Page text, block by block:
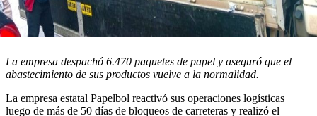
La empresa despachó 6.470 paquetes de papel y aseguró que el
abastecimiento de sus productos vuelve a la normalidad.
La empresa estatal Papelbol reactivó sus operaciones logísticas
luego de más de 50 días de bloqueos de carreteras y realizó el